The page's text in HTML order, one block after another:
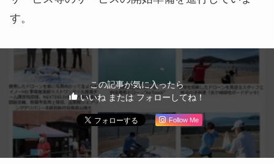
す。
この記事が気に入ったら
いいね または フォローしてね！
Follow Me